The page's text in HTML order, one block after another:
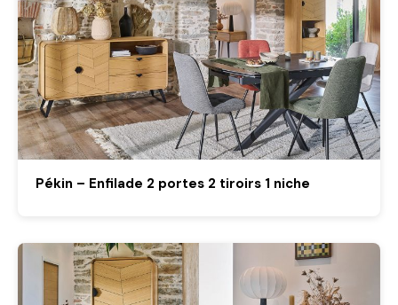
Pékin – Enfilade 2 portes 2 tiroirs 1 niche